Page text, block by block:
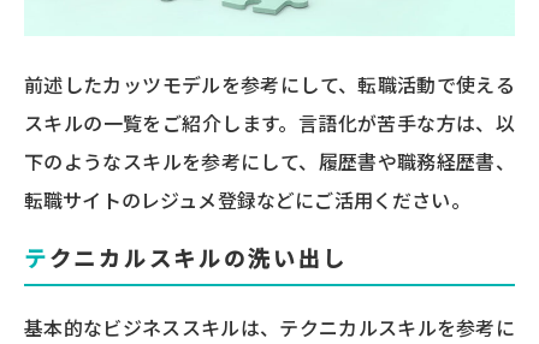
前述したカッツモデルを参考にして、転職活動で使える
スキルの一覧をご紹介します。言語化が苦手な方は、以
下のようなスキルを参考にして、履歴書や職務経歴書、
転職サイトのレジュメ登録などにご活用ください。
テクニカルスキルの洗い出し
基本的なビジネススキルは、テクニカルスキルを参考に